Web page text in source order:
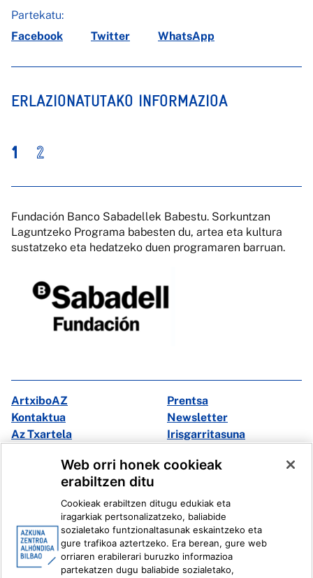
Partekatu:
Facebook
Twitter WhatsApp
ERLAZIONATUTAKO INFORMAZIOA
1 2
Fundación Banco Sabadellek Babestu. Sorkuntzan
Laguntzeko Programa babesten du, artea eta kultura
sustatzeko eta hedatzeko duen programaren barruan.
ArtxiboAZ
Prentsa
Kontaktua
Newsletter
Az Txartela
Irisgarritasuna
Instagram
Youtube
Linkedin
Ivoox
Lege informazioa Barneko Informazio Sistema
Web orri honek cookieak
erabiltzen ditu
Cookieak erabiltzen ditugu edukiak eta
iragarkiak pertsonalizatzeko, baliabide
sozialetako funtzionaltasunak eskaintzeko eta
gure trafikoa aztertzeko. Era berean, gure web
orriaren erabilerari buruzko informazioa
partekatzen dugu baliabide sozialetako,